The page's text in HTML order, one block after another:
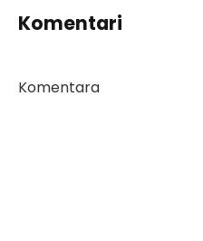
Komentari
Komentara